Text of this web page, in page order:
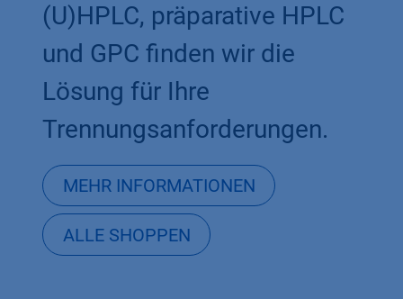
(U)HPLC, präparative HPLC
und GPC finden wir die
Lösung für Ihre
Trennungsanforderungen.
MEHR INFORMATIONEN
ALLE SHOPPEN